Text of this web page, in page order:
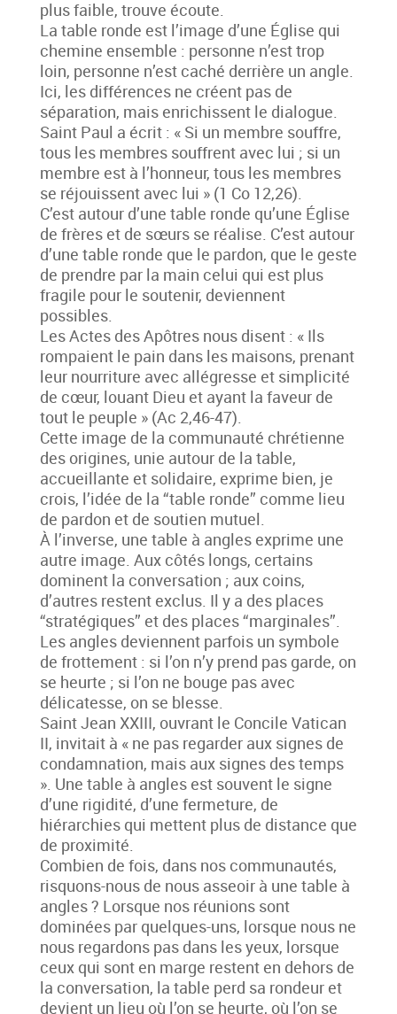
plus faible, trouve écoute.
La table ronde est l’image d’une Église qui
chemine ensemble : personne n’est trop
loin, personne n’est caché derrière un angle.
Ici, les différences ne créent pas de
séparation, mais enrichissent le dialogue.
Saint Paul a écrit : « Si un membre souffre,
tous les membres souffrent avec lui ; si un
membre est à l’honneur, tous les membres
se réjouissent avec lui » (1 Co 12,26).
C’est autour d’une table ronde qu’une Église
de frères et de sœurs se réalise. C’est autour
d’une table ronde que le pardon, que le geste
de prendre par la main celui qui est plus
fragile pour le soutenir, deviennent
possibles.
Les Actes des Apôtres nous disent : « Ils
rompaient le pain dans les maisons, prenant
leur nourriture avec allégresse et simplicité
de cœur, louant Dieu et ayant la faveur de
tout le peuple » (Ac 2,46-47).
Cette image de la communauté chrétienne
des origines, unie autour de la table,
accueillante et solidaire, exprime bien, je
crois, l’idée de la “table ronde” comme lieu
de pardon et de soutien mutuel.
À l’inverse, une table à angles exprime une
autre image. Aux côtés longs, certains
dominent la conversation ; aux coins,
d’autres restent exclus. Il y a des places
“stratégiques” et des places “marginales”.
Les angles deviennent parfois un symbole
de frottement : si l’on n’y prend pas garde, on
se heurte ; si l’on ne bouge pas avec
délicatesse, on se blesse.
Saint Jean XXIII, ouvrant le Concile Vatican
II, invitait à « ne pas regarder aux signes de
condamnation, mais aux signes des temps
». Une table à angles est souvent le signe
d’une rigidité, d’une fermeture, de
hiérarchies qui mettent plus de distance que
de proximité.
Combien de fois, dans nos communautés,
risquons-nous de nous asseoir à une table à
angles ? Lorsque nos réunions sont
dominées par quelques-uns, lorsque nous ne
nous regardons pas dans les yeux, lorsque
ceux qui sont en marge restent en dehors de
la conversation, la table perd sa rondeur et
devient un lieu où l’on se heurte, où l’on se